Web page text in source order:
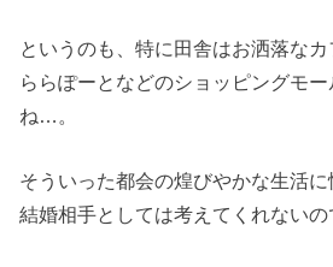
というのも、特に田舎はお洒落なカ
ららぽーとなどのショッピングモ
ね…。
そういった都会の煌びやかな生活に
結婚相手としては考えてくれないの